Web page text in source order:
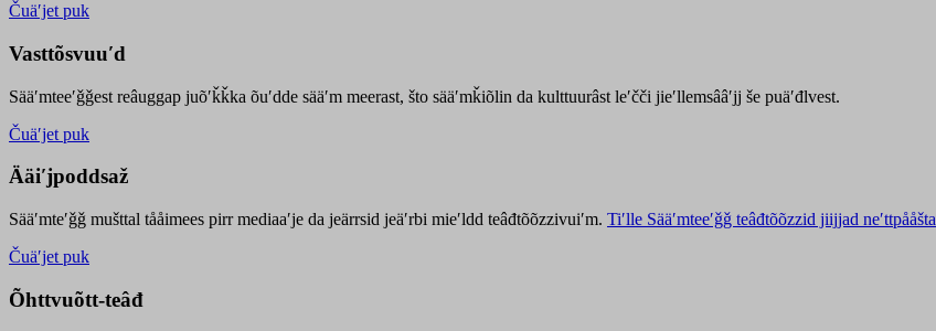
Čuäʹjet puk
Vasttõsvuuʹd
Sääʹmteeʹǧǧest reâuggap juõʹǩǩka õuʹdde sääʹm meerast, što sääʹmǩiõlin da kulttuurâst leʹčči jieʹllemsââʹjj še puäʹđlvest.
Čuäʹjet puk
Ääiʹjpoddsaž
Sääʹmteʹǧǧ mušttal tååimees pirr mediaaʹje da jeärrsid jeäʹrbi mieʹldd teâđtõõzzivuiʹm. Tiʹlle Sääʹmteeʹǧǧ teâđtõõzzid jiijjad neʹttpååšta
Čuäʹjet puk
Õhttvuõtt-teâđ